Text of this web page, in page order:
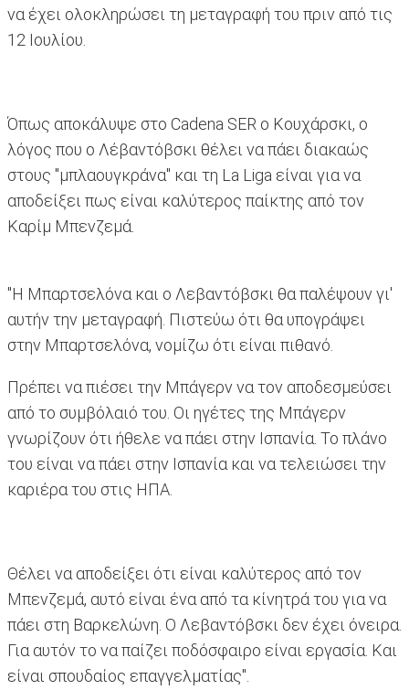
να έχει ολοκληρώσει τη μεταγραφή του πριν από τις
12 Ιουλίου.
Όπως αποκάλυψε στο Cadena SER ο Κουχάρσκι, ο
λόγος που ο Λέβαντόβσκι θέλει να πάει διακαώς
στους "μπλαουγκράνα" και τη La Liga είναι για να
αποδείξει πως είναι καλύτερος παίκτης από τον
Καρίμ Μπενζεμά.
"Η Μπαρτσελόνα και ο Λεβαντόβσκι θα παλέψουν γι'
αυτήν την μεταγραφή. Πιστεύω ότι θα υπογράψει
στην Μπαρτσελόνα, νομίζω ότι είναι πιθανό.
Πρέπει να πιέσει την Μπάγερν να τον αποδεσμεύσει
από το συμβόλαιό του. Οι ηγέτες της Μπάγερν
γνωρίζουν ότι ήθελε να πάει στην Ισπανία. Το πλάνο
του είναι να πάει στην Ισπανία και να τελειώσει την
καριέρα του στις ΗΠΑ.
Θέλει να αποδείξει ότι είναι καλύτερος από τον
Μπενζεμά, αυτό είναι ένα από τα κίνητρά του για να
πάει στη Βαρκελώνη. Ο Λεβαντόβσκι δεν έχει όνειρα.
Για αυτόν το να παίζει ποδόσφαιρο είναι εργασία. Και
είναι σπουδαίος επαγγελματίας".